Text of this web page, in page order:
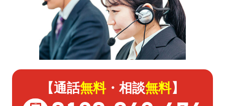
【通話無料・相談無料】